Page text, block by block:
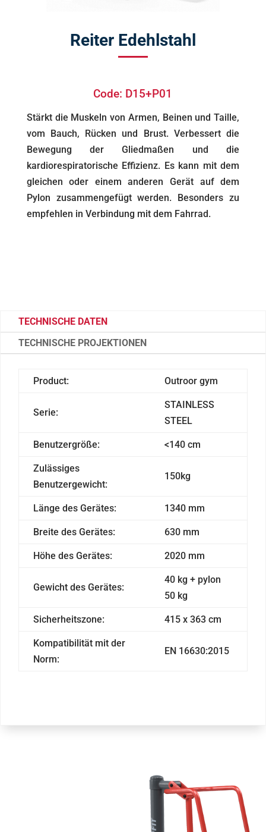
Reiter Edehlstahl
Code: D15+P01
Stärkt die Muskeln von Armen, Beinen und Taille,
vom Bauch, Rücken und Brust. Verbessert die
Bewegung der Gliedmaßen und die
kardiorespiratorische Effizienz. Es kann mit dem
gleichen oder einem anderen Gerät auf dem
Pylon zusammengefügt werden. Besonders zu
empfehlen in Verbindung mit dem Fahrrad.
TECHNISCHE DATEN
TECHNISCHE PROJEKTIONEN
Product: Outroor gym
Serie:
STAINLESS
STEEL
Benutzergröße: <140 cm
Zulässiges
Benutzergewicht:
150kg
Länge des Gerätes: 1340 mm
Breite des Gerätes: 630 mm
Höhe des Gerätes: 2020 mm
Gewicht des Gerätes:
40 kg + pylon
50 kg
Sicherheitszone: 415 x 363 cm
Kompatibilität mit der
Norm:
EN 16630:2015